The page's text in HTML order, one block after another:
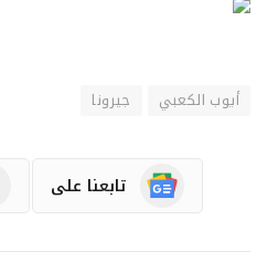
أيوب الكعبي جيرونا
تابعنا على